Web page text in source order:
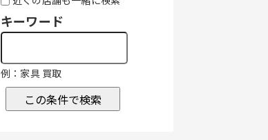
キーワード
例：家具 買取
この条件で検索